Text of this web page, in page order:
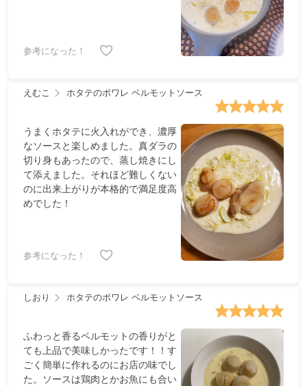
参考になった！
えむこ ホタテのポワレ ベルモットソース
うまくホタテに火入れができ、濃厚
なソースと楽しめました。真ダラの
切り身もあったので、蒸し焼きにし
て添えました。それほど難しくない
のに出来上がりが本格的で満足度高
めでした！
参考になった！
しおり ホタテのポワレ ベルモットソース
ふわっと香るベルモットの香りがと
ても上品で美味しかったです！！す
ごく簡単に作れるのにお店の味でし
た。ソースは鶏肉とかお魚にも合い